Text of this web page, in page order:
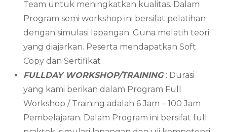
Team untuk meningkatkan kualitas. Dalam
Program semi workshop ini bersifat pelatihan
dengan simulasi lapangan. Guna melatih teori
yang diajarkan. Peserta mendapatkan Soft
Copy dan Sertifikat
FULLDAY WORKSHOP/TRAINING : Durasi
yang kami berikan dalam Program Full
Workshop / Training adalah 6 Jam – 100 Jam
Pembelajaran. Dalam Program ini bersifat full